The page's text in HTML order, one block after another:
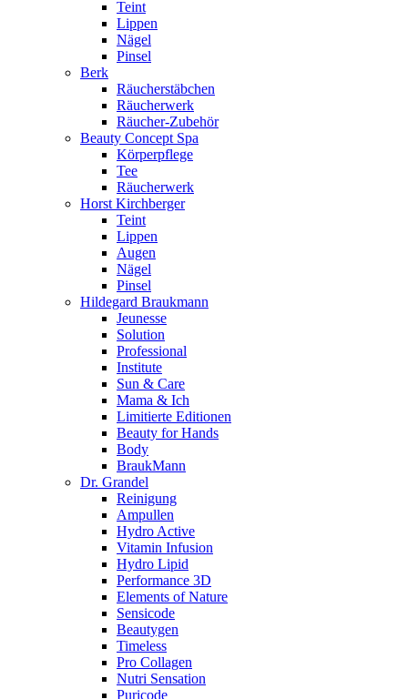
Teint
Lippen
Nägel
Pinsel
Berk
Räucherstäbchen
Räucherwerk
Räucher-Zubehör
Beauty Concept Spa
Körperpflege
Tee
Räucherwerk
Horst Kirchberger
Teint
Lippen
Augen
Nägel
Pinsel
Hildegard Braukmann
Jeunesse
Solution
Professional
Institute
Sun & Care
Mama & Ich
Limitierte Editionen
Beauty for Hands
Body
BraukMann
Dr. Grandel
Reinigung
Ampullen
Hydro Active
Vitamin Infusion
Hydro Lipid
Performance 3D
Elements of Nature
Sensicode
Beautygen
Timeless
Pro Collagen
Nutri Sensation
Puricode